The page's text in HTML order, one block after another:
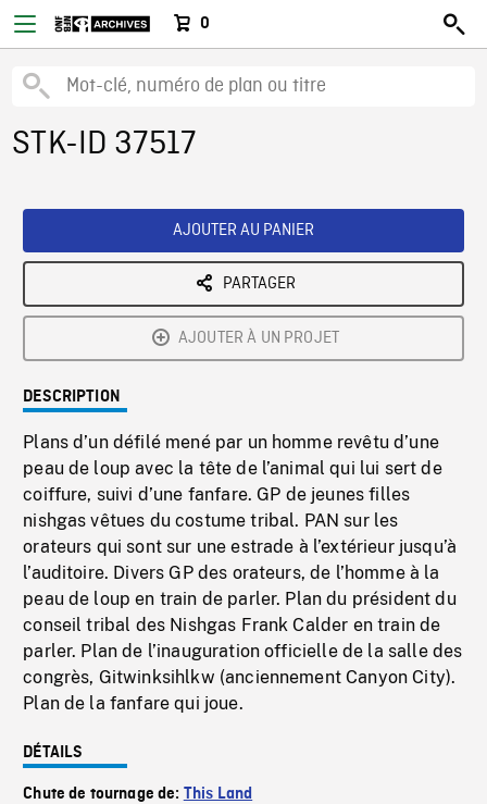
0
STK-ID 37517
AJOUTER AU PANIER
PARTAGER
AJOUTER À UN PROJET
DESCRIPTION
Plans d’un défilé mené par un homme revêtu d’une
peau de loup avec la tête de l’animal qui lui sert de
coiffure, suivi d’une fanfare. GP de jeunes filles
nishgas vêtues du costume tribal. PAN sur les
orateurs qui sont sur une estrade à l’extérieur jusqu’à
l’auditoire. Divers GP des orateurs, de l’homme à la
peau de loup en train de parler. Plan du président du
conseil tribal des Nishgas Frank Calder en train de
parler. Plan de l’inauguration officielle de la salle des
congrès, Gitwinksihlkw (anciennement Canyon City).
Plan de la fanfare qui joue.
DÉTAILS
Chute de tournage de: This Land